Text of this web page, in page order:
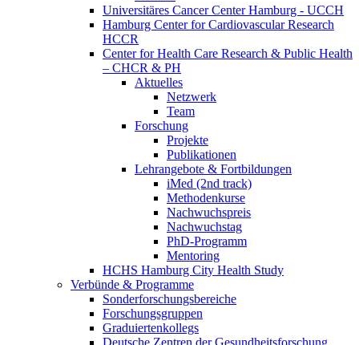
Universitäres Cancer Center Hamburg - UCCH
Hamburg Center for Cardiovascular Research
HCCR
Center for Health Care Research & Public Health
– CHCR & PH
Aktuelles
Netzwerk
Team
Forschung
Projekte
Publikationen
Lehrangebote & Fortbildungen
iMed (2nd track)
Methodenkurse
Nachwuchspreis
Nachwuchstag
PhD-Programm
Mentoring
HCHS Hamburg City Health Study
Verbünde & Programme
Sonderforschungsbereiche
Forschungsgruppen
Graduiertenkollegs
Deutsche Zentren der Gesundheitsforschung